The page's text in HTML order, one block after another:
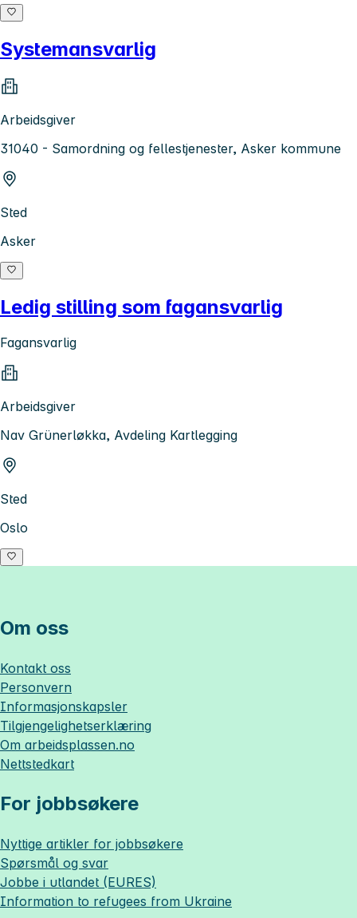
Systemansvarlig
Arbeidsgiver
31040 - Samordning og fellestjenester, Asker kommune
Sted
Asker
Ledig stilling som fagansvarlig
Fagansvarlig
Arbeidsgiver
Nav Grünerløkka, Avdeling Kartlegging
Sted
Oslo
Om oss
Kontakt oss
Personvern
Informasjonskapsler
Tilgjengelighetserklæring
Om arbeidsplassen.no
Nettstedkart
For jobbsøkere
Nyttige artikler for jobbsøkere
Spørsmål og svar
Jobbe i utlandet (EURES)
Information to refugees from Ukraine